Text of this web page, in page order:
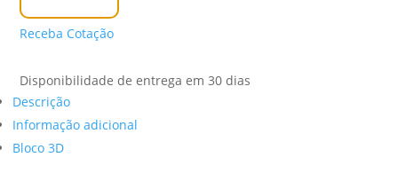
Cabeceira
Siena
Receba Cotação
Disponibilidade de entrega em 30 dias
Descrição
Informação adicional
Bloco 3D